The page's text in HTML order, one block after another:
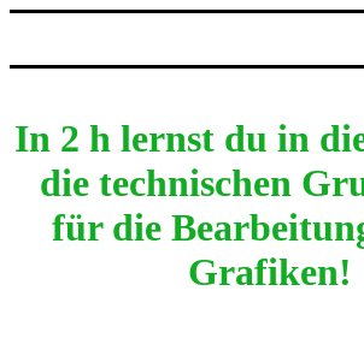
In 2 h lernst du in
die technischen
für die
Grafiken!